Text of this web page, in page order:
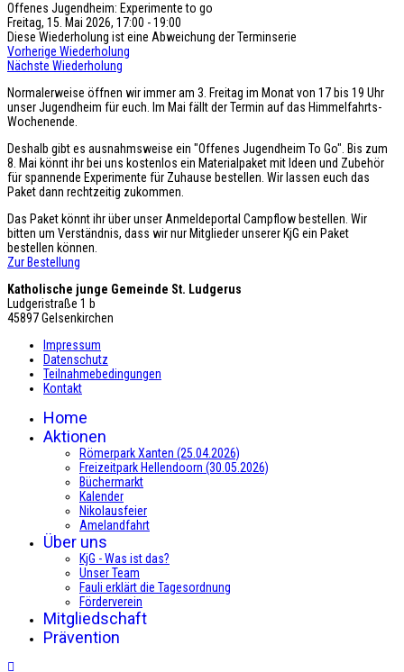
Offenes Jugendheim: Experimente to go
Freitag, 15. Mai 2026, 17:00 - 19:00
Diese Wiederholung ist eine Abweichung der Terminserie
Vorherige Wiederholung
Nächste Wiederholung
Normalerweise öffnen wir immer am 3. Freitag im Monat von 17 bis 19 Uhr
unser Jugendheim für euch. Im Mai fällt der Termin auf das Himmelfahrts-
Wochenende.
Deshalb gibt es ausnahmsweise ein "Offenes Jugendheim To Go". Bis zum
8. Mai könnt ihr bei uns kostenlos ein Materialpaket mit Ideen und Zubehör
für spannende Experimente für Zuhause bestellen. Wir lassen euch das
Paket dann rechtzeitig zukommen.
Das Paket könnt ihr über unser Anmeldeportal Campflow bestellen. Wir
bitten um Verständnis, dass wir nur Mitglieder unserer KjG ein Paket
bestellen können.
Zur Bestellung
Katholische junge Gemeinde St. Ludgerus
Ludgeristraße 1 b
45897 Gelsenkirchen
Impressum
Datenschutz
Teilnahmebedingungen
Kontakt
Home
Aktionen
Römerpark Xanten (25.04.2026)
Freizeitpark Hellendoorn (30.05.2026)
Büchermarkt
Kalender
Nikolausfeier
Amelandfahrt
Über uns
KjG - Was ist das?
Unser Team
Fauli erklärt die Tagesordnung
Förderverein
Mitgliedschaft
Prävention